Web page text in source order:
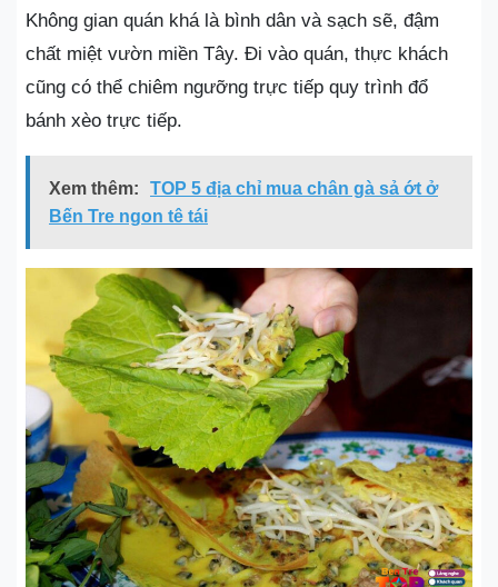
Không gian quán khá là bình dân và sạch sẽ, đậm
chất miệt vườn miền Tây. Đi vào quán, thực khách
cũng có thể chiêm ngưỡng trực tiếp quy trình đổ
bánh xèo trực tiếp.
Xem thêm:
TOP 5 địa chỉ mua chân gà sả ớt ở
Bến Tre ngon tê tái